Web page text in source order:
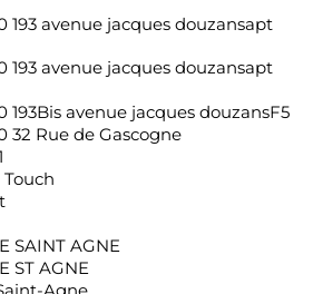
193 avenue jacques douzansapt
193 avenue jacques douzansapt
193Bis avenue jacques douzansF5
32 Rue de Gascogne
SAINT AGNE
ST AGNE